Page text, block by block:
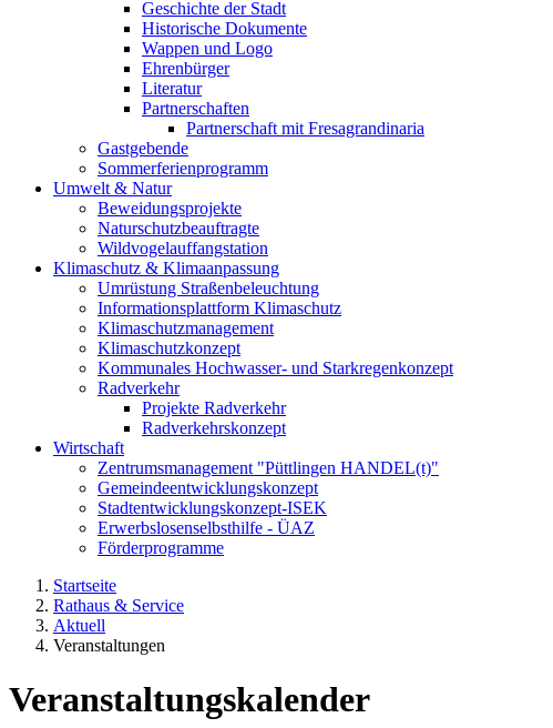
Geschichte der Stadt
Historische Dokumente
Wappen und Logo
Ehrenbürger
Literatur
Partnerschaften
Partnerschaft mit Fresagrandinaria
Gastgebende
Sommerferienprogramm
Umwelt & Natur
Beweidungsprojekte
Naturschutzbeauftragte
Wildvogelauffangstation
Klimaschutz & Klimaanpassung
Umrüstung Straßenbeleuchtung
Informationsplattform Klimaschutz
Klimaschutzmanagement
Klimaschutzkonzept
Kommunales Hochwasser- und Starkregenkonzept
Radverkehr
Projekte Radverkehr
Radverkehrskonzept
Wirtschaft
Zentrumsmanagement "Püttlingen HANDEL(t)"
Gemeindeentwicklungskonzept
Stadtentwicklungskonzept-ISEK
Erwerbslosenselbsthilfe - ÜAZ
Förderprogramme
Startseite
Rathaus & Service
Aktuell
Veranstaltungen
Veranstaltungskalender